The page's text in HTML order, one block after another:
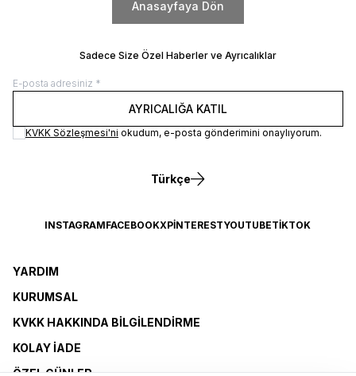
Anasayfaya Dön
Sadece Size Özel Haberler ve Ayrıcalıklar
AYRICALIĞA KATIL
KVKK Sözleşmesi'ni okudum, e-posta gönderimini onaylıyorum.
Türkçe
INSTAGRAMFACEBOOKXPINTERESTYOUTUBETIKTOK
YARDIM
KURUMSAL
KVKK HAKKINDA BILGILENDIRME
KOLAY İADE